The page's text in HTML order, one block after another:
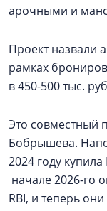
арочными и
Проект назвали
рамках
в 450-500 тыс.
Это совместный
Бобрышева.
2024 году
начале 2026-го
RBI, и теперь